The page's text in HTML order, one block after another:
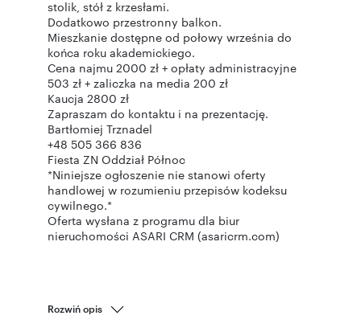
stolik, stół z krzesłami.
Dodatkowo przestronny balkon.
Mieszkanie dostępne od połowy września do
końca roku akademickiego.
Cena najmu 2000 zł + opłaty administracyjne
503 zł + zaliczka na media 200 zł
Kaucja 2800 zł
Zapraszam do kontaktu i na prezentację.
Bartłomiej Trznadel
+48 505 366 836
Fiesta ZN Oddział Północ
*Niniejsze ogłoszenie nie stanowi oferty
handlowej w rozumieniu przepisów kodeksu
cywilnego.*
Oferta wysłana z programu dla biur
nieruchomości ASARI CRM (asaricrm.com)
Rozwiń opis